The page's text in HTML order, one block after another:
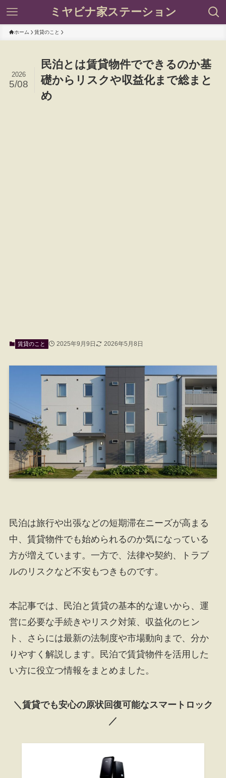
ミヤビナ家ステーション
ホーム 賃貸のこと
民泊とは賃貸物件でできるのか基
礎からリスクや収益化まで総まと
め
2026
5/08
賃貸のこと 2025年9月9日 2026年5月8日
民泊は旅行や出張などの短期滞在ニーズが高まる
中、賃貸物件でも始められるのか気になっている
方が増えています。一方で、法律や契約、トラブ
ルのリスクなど不安もつきものです。
本記事では、民泊と賃貸の基本的な違いから、運
営に必要な手続きやリスク対策、収益化のヒン
ト、さらには最新の法制度や市場動向まで、分か
りやすく解説します。民泊で賃貸物件を活用した
い方に役立つ情報をまとめました。
＼賃貸でも安心の原状回復可能なスマートロック
／